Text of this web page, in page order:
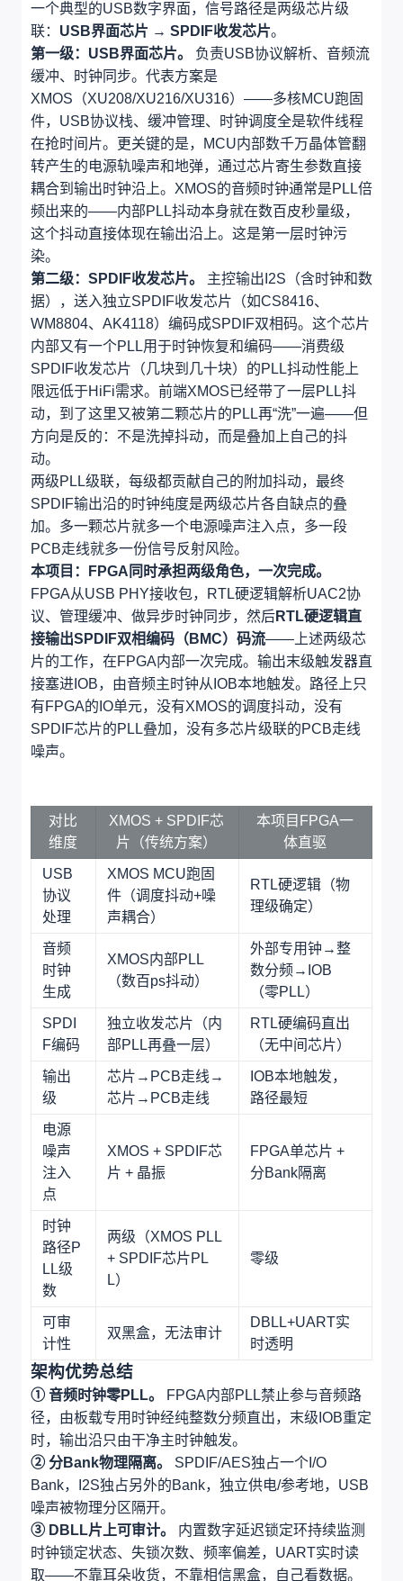
一个典型的USB数字界面，信号路径是两级芯片级
联： USB界面芯片 → SPDIF收发芯片。
第一级：USB界面芯片。
负责USB协议解析、音频流
缓冲、时钟同步。代表方案是
XMOS（XU208/XU216/XU316）——多核MCU跑固
件，USB协议栈、缓冲管理、时钟调度全是软件线程
在抢时间片。更关键的是，MCU内部数千万晶体管翻
转产生的电源轨噪声和地弹，通过芯片寄生参数直接
耦合到输出时钟沿上。XMOS的音频时钟通常是PLL倍
频出来的——内部PLL抖动本身就在数百皮秒量级，
这个抖动直接体现在输出沿上。这是第一层时钟污
染。
第二级：SPDIF收发芯片。
主控输出I2S（含时钟和数
据），送入独立SPDIF收发芯片（如CS8416、
WM8804、AK4118）编码成SPDIF双相码。这个芯片
内部又有一个PLL用于时钟恢复和编码——消费级
SPDIF收发芯片（几块到几十块）的PLL抖动性能上
限远低于HiFi需求。前端XMOS已经带了一层PLL抖
动，到了这里又被第二颗芯片的PLL再“洗”一遍——但
方向是反的：不是洗掉抖动，而是叠加上自己的抖
动。
两级PLL级联，每级都贡献自己的附加抖动，最终
SPDIF输出沿的时钟纯度是两级芯片各自缺点的叠
加。多一颗芯片就多一个电源噪声注入点，多一段
PCB走线就多一份信号反射风险。
本项目：FPGA同时承担两级角色，一次完成。
FPGA从USB PHY接收包，RTL硬逻辑解析UAC2协
议、管理缓冲、做异步时钟同步，然后RTL硬逻辑直
接输出SPDIF双相编码（BMC）码流——上述两级芯
片的工作，在FPGA内部一次完成。输出末级触发器直
接塞进IOB，由音频主时钟从IOB本地触发。路径上只
有FPGA的IO单元，没有XMOS的调度抖动，没有
SPDIF芯片的PLL叠加，没有多芯片级联的PCB走线
噪声。
对比
维度
XMOS + SPDIF芯
片（传统方案）
本项目FPGA一
体直驱
USB
协议
处理
XMOS MCU跑固
件（调度抖动+噪
声耦合）
RTL硬逻辑（物
理级确定）
音频
时钟
生成
XMOS内部PLL
（数百ps抖动）
外部专用钟→整
数分频→IOB
（零PLL）
SPDI
F编码
独立收发芯片（内
部PLL再叠一层）
RTL硬编码直出
（无中间芯片）
输出
级
芯片→PCB走线→
芯片→PCB走线
IOB本地触发，
路径最短
电源
噪声
注入
点
XMOS + SPDIF芯
片 + 晶振
FPGA单芯片 +
分Bank隔离
时钟
路径P
LL级
数
两级（XMOS PLL
+ SPDIF芯片PL
L）
零级
可审
计性
双黑盒，无法审计
DBLL+UART实
时透明
架构优势总结
① 音频时钟零PLL。
FPGA内部PLL禁止参与音频路
径，由板载专用时钟经纯整数分频直出，末级IOB重定
时，输出沿只由干净主时钟触发。
② 分Bank物理隔离。
SPDIF/AES独占一个I/O
Bank，I2S独占另外的Bank，独立供电/参考地，USB
噪声被物理分区隔开。
③ DBLL片上可审计。
内置数字延迟锁定环持续监测
时钟锁定状态、失锁次数、频率偏差，UART实时读
取——不靠耳朵收货，不靠相信黑盒，自己看数据。